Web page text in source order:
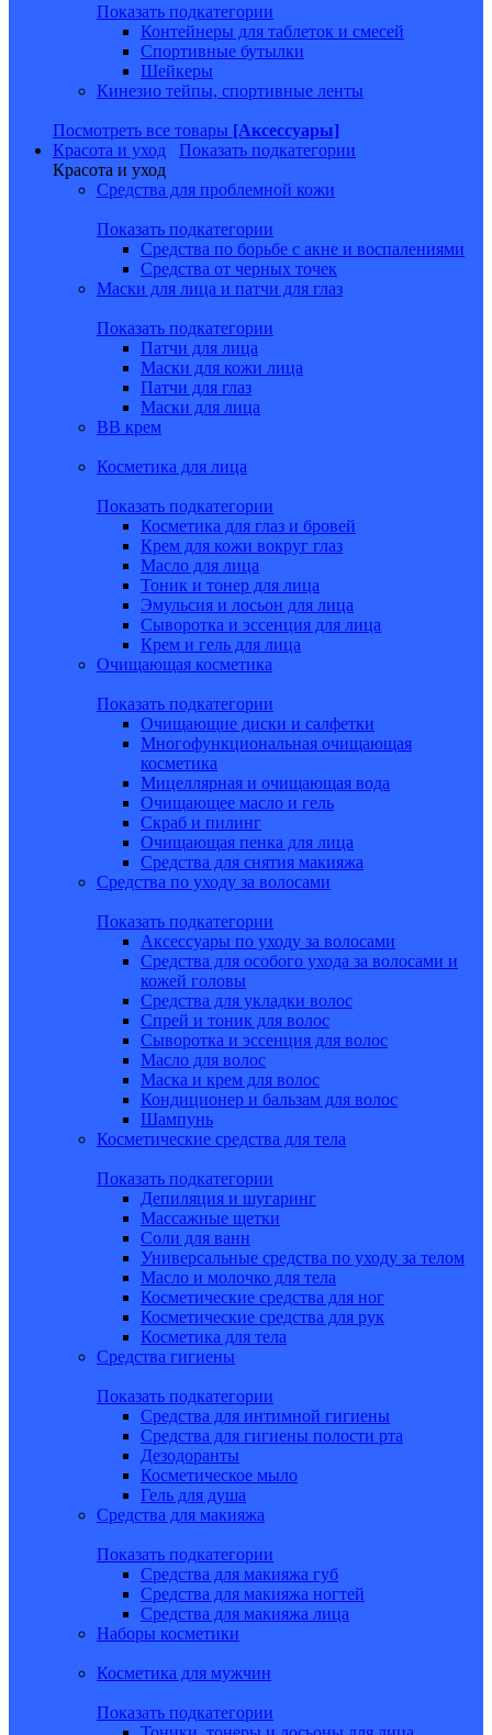
Показать подкатегории
Контейнеры для таблеток и смесей
Спортивные бутылки
Шейкеры
Кинезио тейпы, спортивные ленты
Посмотреть все товары [Аксессуары]
Красота и уход
Показать подкатегории
Красота и уход
Средства для проблемной кожи
Показать подкатегории
Средства по борьбе с акне и воспалениями
Средства от черных точек
Маски для лица и патчи для глаз
Показать подкатегории
Патчи для лица
Маски для кожи лица
Патчи для глаз
Маски для лица
BB крем
Косметика для лица
Показать подкатегории
Косметика для глаз и бровей
Крем для кожи вокруг глаз
Масло для лица
Тоник и тонер для лица
Эмульсия и лосьон для лица
Сыворотка и эссенция для лица
Крем и гель для лица
Очищающая косметика
Показать подкатегории
Очищающие диски и салфетки
Многофункциональная очищающая
косметика
Мицеллярная и очищающая вода
Очищающее масло и гель
Скраб и пилинг
Очищающая пенка для лица
Средства для снятия макияжа
Средства по уходу за волосами
Показать подкатегории
Аксессуары по уходу за волосами
Средства для особого ухода за волосами и
кожей головы
Средства для укладки волос
Спрей и тоник для волос
Сыворотка и эссенция для волос
Масло для волос
Маска и крем для волос
Кондиционер и бальзам для волос
Шампунь
Косметические средства для тела
Показать подкатегории
Депиляция и шугаринг
Массажные щетки
Соли для ванн
Универсальные средства по уходу за телом
Масло и молочко для тела
Косметические средства для ног
Косметические средства для рук
Косметика для тела
Средства гигиены
Показать подкатегории
Средства для интимной гигиены
Средства для гигиены полости рта
Дезодоранты
Косметическое мыло
Гель для душа
Средства для макияжа
Показать подкатегории
Средства для макияжа губ
Средства для макияжа ногтей
Средства для макияжа лица
Наборы косметики
Косметика для мужчин
Показать подкатегории